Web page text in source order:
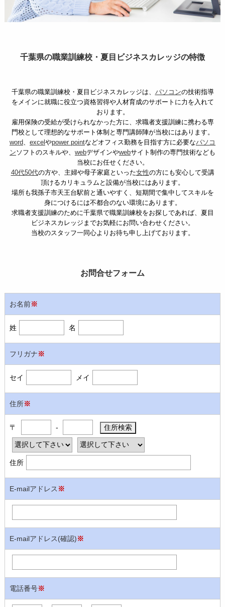
千葉県の職業訓練校・夏目ビジネスカレッジの特徴
千葉県の職業訓練校・夏目ビジネスカレッジは、 パソコンの技術指導
をメインに就職に役立つ資格習得や人材育成のサポートに力を入れて
おります。
雇用保険の受給が受けられなかった方に、求職者支援訓練に携わる専
門校として理想的なサポート体制と専門講師陣が当校にはあります。
word
excel やpower pointなどオフィス勤務を目指す方に必要なパソコ
ン ソフトのスキルや、 webデザインやwebサイト制作の専門技術なども
当校にお任せください。
40代50代の方や、主婦や母子家庭といった女性の方にも安心して受講
頂けるカリキュラムと設備が当校にはあります。
場所も我孫子市天王台駅前と通いやすく、短期間で集中してスキルを
身につけるには不都合のない環境にあります。
求職者支援訓練のために千葉県で職業訓練校をお探しであれば、夏目
ビジネスカレッジまでお気軽にお問い合わせください。
当校のスタッフ一同心よりお待ち申し上げております。
お問合せフォーム
お名前※
姓 名
フリガナ※
セイ メイ
住所※
〒 -
住所
E-mailアドレス ※
E-mailアドレス(確認)※
電話番号※